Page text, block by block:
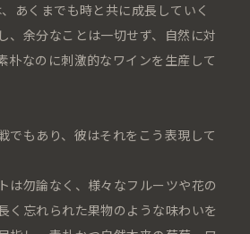
あくまでも時と共に成長していく
、余分なことは一切せず、自然に対
朴なのに刺激的なワインを生産して
でもあり、彼はそれをこう表現して
は勿論なく、様々なフルーツや花の
く忘れられた果物のような味わいを